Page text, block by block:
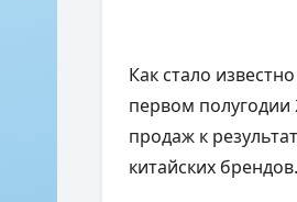
Как стало
первом полугодии
продаж к
китайских брендов.